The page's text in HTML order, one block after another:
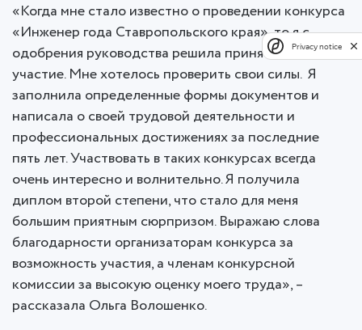
«Когда мне стало известно о проведении конкурса
«Инженер года Ставропольского края», то я с
одобрения руководства решила принять в нем
участие. Мне хотелось проверить свои силы. Я
заполнила определенные формы документов и
написала о своей трудовой деятельности и
профессиональных достижениях за последние
пять лет. Участвовать в таких конкурсах всегда
очень интересно и волнительно. Я получила
диплом второй степени, что стало для меня
большим приятным сюрпризом. Выражаю слова
благодарности организаторам конкурса за
возможность участия, а членам конкурсной
комиссии за высокую оценку моего труда», –
рассказала Ольга Волошенко.
Privacy notice